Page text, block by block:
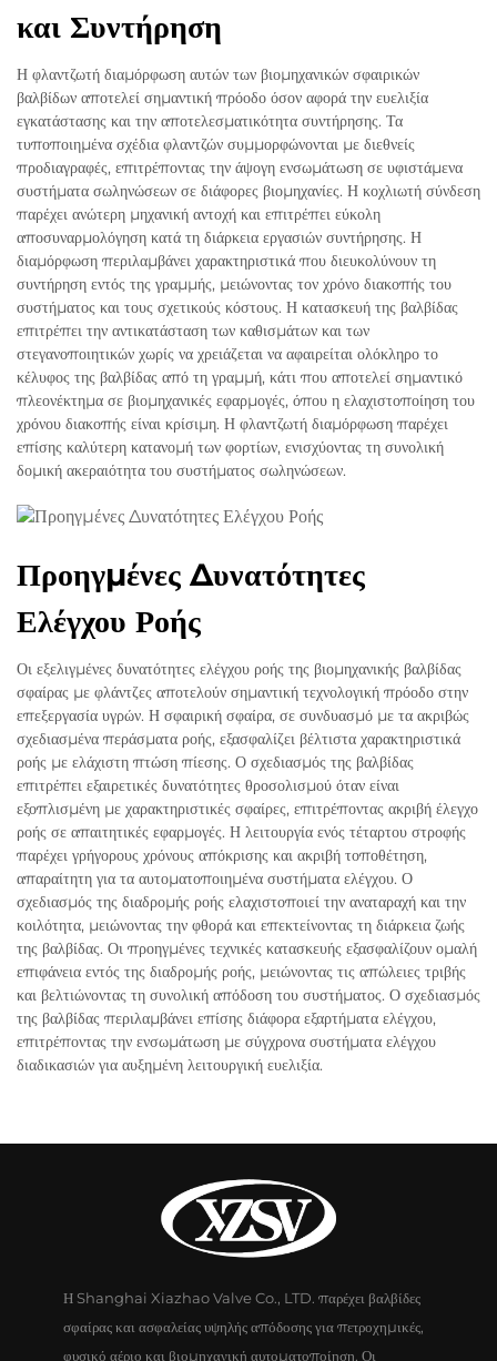
και Συντήρηση
Η φλαντζωτή διαμόρφωση αυτών των βιομηχανικών σφαιρικών
βαλβίδων αποτελεί σημαντική πρόοδο όσον αφορά την ευελιξία
εγκατάστασης και την αποτελεσματικότητα συντήρησης. Τα
τυποποιημένα σχέδια φλαντζών συμμορφώνονται με διεθνείς
προδιαγραφές, επιτρέποντας την άψογη ενσωμάτωση σε υφιστάμενα
συστήματα σωληνώσεων σε διάφορες βιομηχανίες. Η κοχλιωτή σύνδεση
παρέχει ανώτερη μηχανική αντοχή και επιτρέπει εύκολη
αποσυναρμολόγηση κατά τη διάρκεια εργασιών συντήρησης. Η
διαμόρφωση περιλαμβάνει χαρακτηριστικά που διευκολύνουν τη
συντήρηση εντός της γραμμής, μειώνοντας τον χρόνο διακοπής του
συστήματος και τους σχετικούς κόστους. Η κατασκευή της βαλβίδας
επιτρέπει την αντικατάσταση των καθισμάτων και των
στεγανοποιητικών χωρίς να χρειάζεται να αφαιρείται ολόκληρο το
κέλυφος της βαλβίδας από τη γραμμή, κάτι που αποτελεί σημαντικό
πλεονέκτημα σε βιομηχανικές εφαρμογές, όπου η ελαχιστοποίηση του
χρόνου διακοπής είναι κρίσιμη. Η φλαντζωτή διαμόρφωση παρέχει
επίσης καλύτερη κατανομή των φορτίων, ενισχύοντας τη συνολική
δομική ακεραιότητα του συστήματος σωληνώσεων.
Προηγμένες Δυνατότητες
Ελέγχου Ροής
Οι εξελιγμένες δυνατότητες ελέγχου ροής της βιομηχανικής βαλβίδας
σφαίρας με φλάντζες αποτελούν σημαντική τεχνολογική πρόοδο στην
επεξεργασία υγρών. Η σφαιρική σφαίρα, σε συνδυασμό με τα ακριβώς
σχεδιασμένα περάσματα ροής, εξασφαλίζει βέλτιστα χαρακτηριστικά
ροής με ελάχιστη πτώση πίεσης. Ο σχεδιασμός της βαλβίδας
επιτρέπει εξαιρετικές δυνατότητες θροσολισμού όταν είναι
εξοπλισμένη με χαρακτηριστικές σφαίρες, επιτρέποντας ακριβή έλεγχο
ροής σε απαιτητικές εφαρμογές. Η λειτουργία ενός τέταρτου στροφής
παρέχει γρήγορους χρόνους απόκρισης και ακριβή τοποθέτηση,
απαραίτητη για τα αυτοματοποιημένα συστήματα ελέγχου. Ο
σχεδιασμός της διαδρομής ροής ελαχιστοποιεί την αναταραχή και την
κοιλότητα, μειώνοντας την φθορά και επεκτείνοντας τη διάρκεια ζωής
της βαλβίδας. Οι προηγμένες τεχνικές κατασκευής εξασφαλίζουν ομαλή
επιφάνεια εντός της διαδρομής ροής, μειώνοντας τις απώλειες τριβής
και βελτιώνοντας τη συνολική απόδοση του συστήματος. Ο σχεδιασμός
της βαλβίδας περιλαμβάνει επίσης διάφορα εξαρτήματα ελέγχου,
επιτρέποντας την ενσωμάτωση με σύγχρονα συστήματα ελέγχου
διαδικασιών για αυξημένη λειτουργική ευελιξία.
Η Shanghai Xiazhao Valve Co., LTD. παρέχει βαλβίδες
σφαίρας και ασφαλείας υψηλής απόδοσης για πετροχημικές,
φυσικό αέριο και βιομηχανική αυτοματοποίηση. Οι